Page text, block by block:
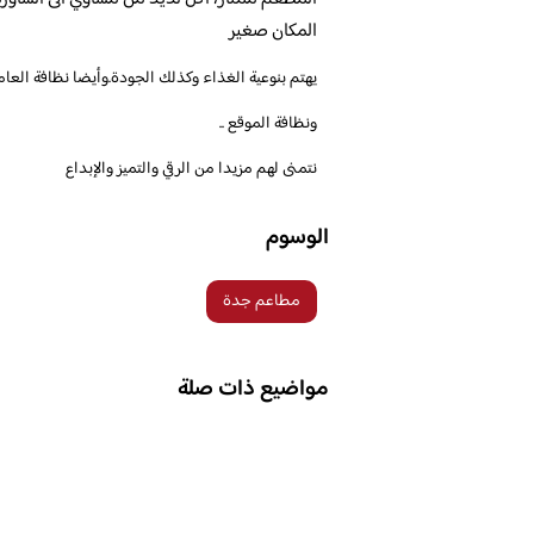
المكان صغير
يهتم بنوعية الغذاء وكذلك الجودة.وأيضا نظافة
ونظافة الموقع ..
نتمنى لهم مزيدا من الرقي والتميز والإبداع
الوسوم
مطاعم جدة
مواضيع ذات صلة